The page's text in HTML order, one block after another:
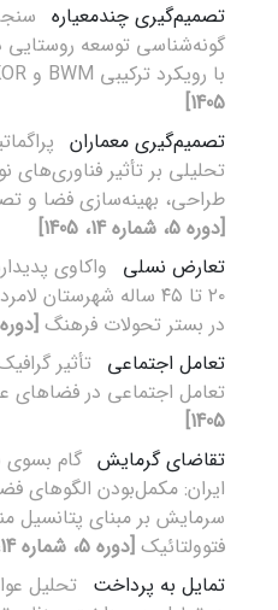
تصمیم‌گیری چندمعیاره
گونه‌شناسی توسعه
با رویکرد ترکیبی BWM و VIKOR
1405]
تصمیم‌گیری معماران
تحلیلی بر تأثیر فناوری‌های
طراحی، بهینه‌سازی فضا و
[دوره 5، شماره 14، 1405]
تعارض نسلی واکاوی
۲۰ تا ۴۵ ساله
در بستر تحولات فرهنگ [دوره 5، شماره 14، 1405]
تعامل اجتماعی تأثیر
تعامل اجتماعی در فضاهای
1405]
تقاضای گرمایش گام بسوی
ایران: مکمل‌بودن الگوهای
سرمایش بر مبنای پتانسیل
فتوولتائیک [دوره 5، شماره 14، 1405]
تمایل به پرداخت تحلیل